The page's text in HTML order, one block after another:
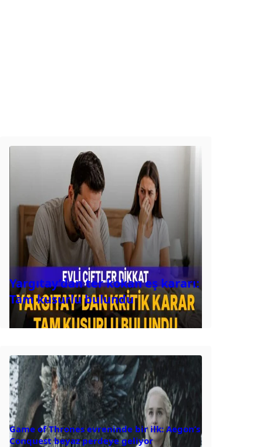
Yargıtay’dan ter kokan eş kararı:
Tam kusurlu bulundu
Game of Thrones evreninde bir ilk: Aegon’s
Conquest beyaz perdeye geliyor